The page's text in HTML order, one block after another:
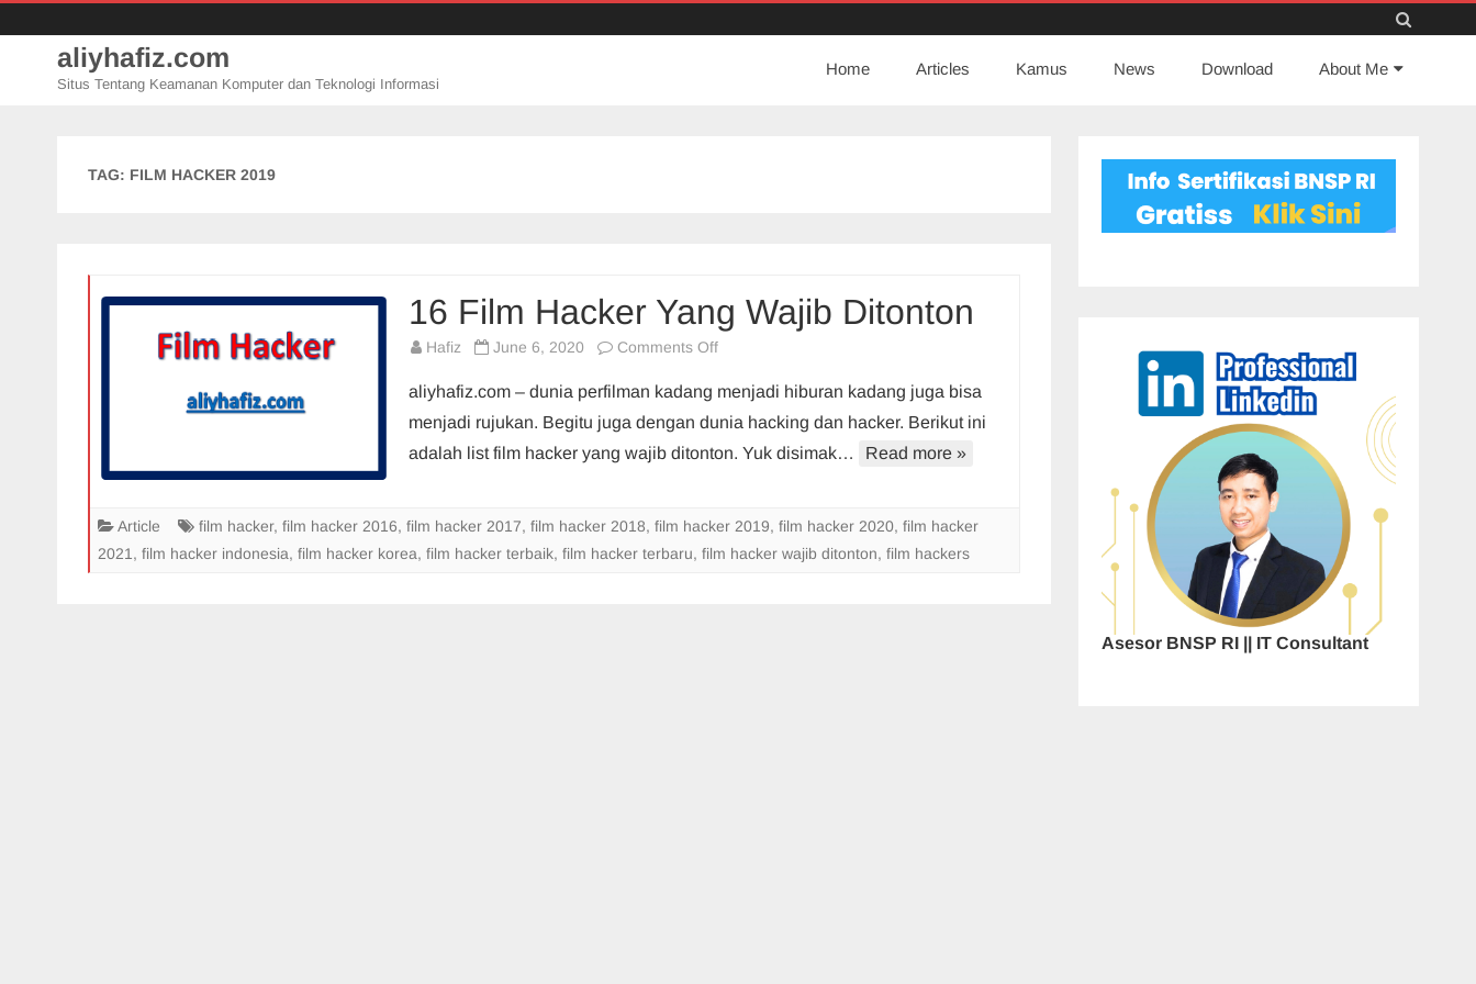
aliyhafiz.com
Situs Tentang Keamanan Komputer dan Teknologi Informasi
to
Home Articles Kamus News Download About Me
TAG: FILM HACKER 2019
16 Film Hacker Yang Wajib Ditonton
Hafiz June 6, 2020 Comments Offon
Film
Hacker
Yang
aliyhafiz.com – dunia perfilman kadang menjadi hiburan kadang juga bisa
menjadi rujukan. Begitu juga dengan dunia hacking dan hacker. Berikut ini
adalah list film hacker yang wajib ditonton. Yuk disimak…
Read more »
Article film hacker, film hacker 2016, film hacker 2017, film hacker 2018, film hacker 2019, film hacker 2020, film hacker
2021 , film hacker indonesia, film hacker korea, film hacker terbaik, film hacker terbaru, film hacker wajib ditonton, film hackers
Asesor BNSP RI || IT Consultant